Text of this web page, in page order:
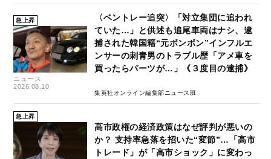
急上昇
ニュース
2026.08.10
〈ベントレー追突〉「対立集団に追われ
ていた…」と供述も追尾車両はナシ、逮
捕された韓国籍“元ボンボン”インフルエ
ンサーの刺青男のトラブル歴「アメ車を
買ったらパーツが…」《３度目の逮捕》
集英社オンライン編集部ニュース班
急上昇
高市政権の経済政策はなぜ評判が悪いの
か？ 支持率急落を招いた“変節”…「高市
トレード」が「高市ショック」に変わっ